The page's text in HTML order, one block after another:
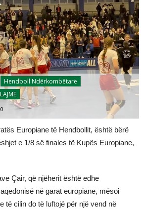
Hendboll Ndërkombëtarë
0
Europiane të Hendbollit, është bërë
e 1/8 së finales të Kupës Europiane,
Çair, që njëherit është edhe
në garat europiane, mësoi
të cilin do të luftojë për një vend në